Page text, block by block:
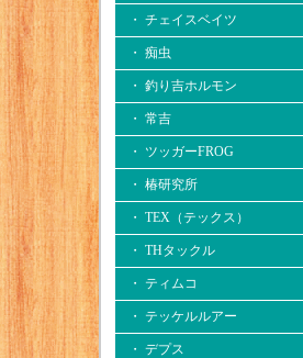
・ チェイスベイツ
・ 痴虫
・ 釣り吉ホルモン
・ 常吉
・ ツッガーFROG
・ 椿研究所
・ TEX（テックス）
・ THタックル
・ ティムコ
・ テッケルルアー
・ デプス